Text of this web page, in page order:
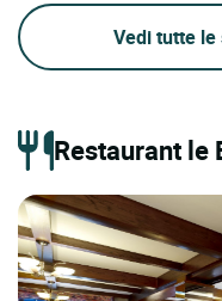
Vedi tutte
Restaurant le